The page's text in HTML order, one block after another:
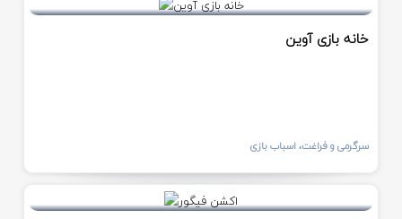
خانه بازی آوین
سرگرمی و فراغت، اسباب بازی